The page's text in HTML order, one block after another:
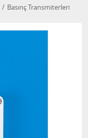
Basınç Transmiterleri